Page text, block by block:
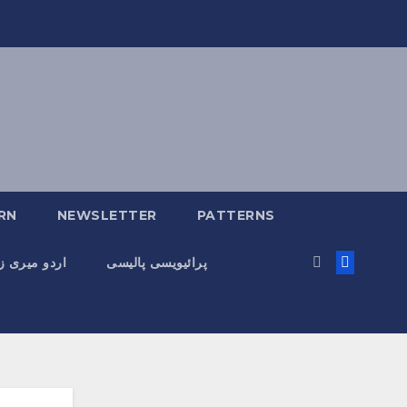
NEWSLETTER PATTERNS
اردو پرائیویسی پالیسی